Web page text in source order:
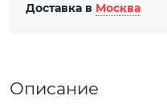
Доставка в Москва
Описание